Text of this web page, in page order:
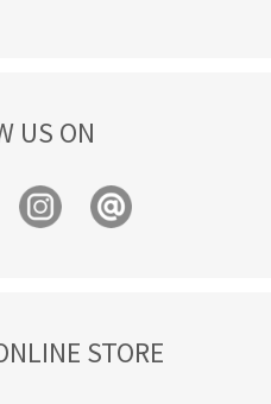
US ON
STORE